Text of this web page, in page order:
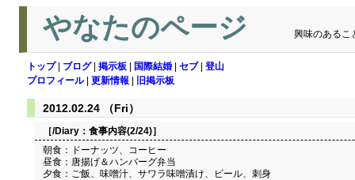
やなたのページ 興味のあるこ
トップ| ブログ| 掲示板 国際結婚 セブ| 登山
プロフィール| 更新情報 旧掲示板
2012.02.24 （Fri）
［/Diary： 食事内容(2/24)］
朝食：ドーナッツ、コーヒー
昼食：唐揚げ＆ハンバーグ弁当
夕食：ご飯、味噌汁、サワラ味噌漬け、ビール、刺身